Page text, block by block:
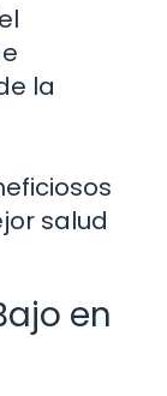
la
salud
en